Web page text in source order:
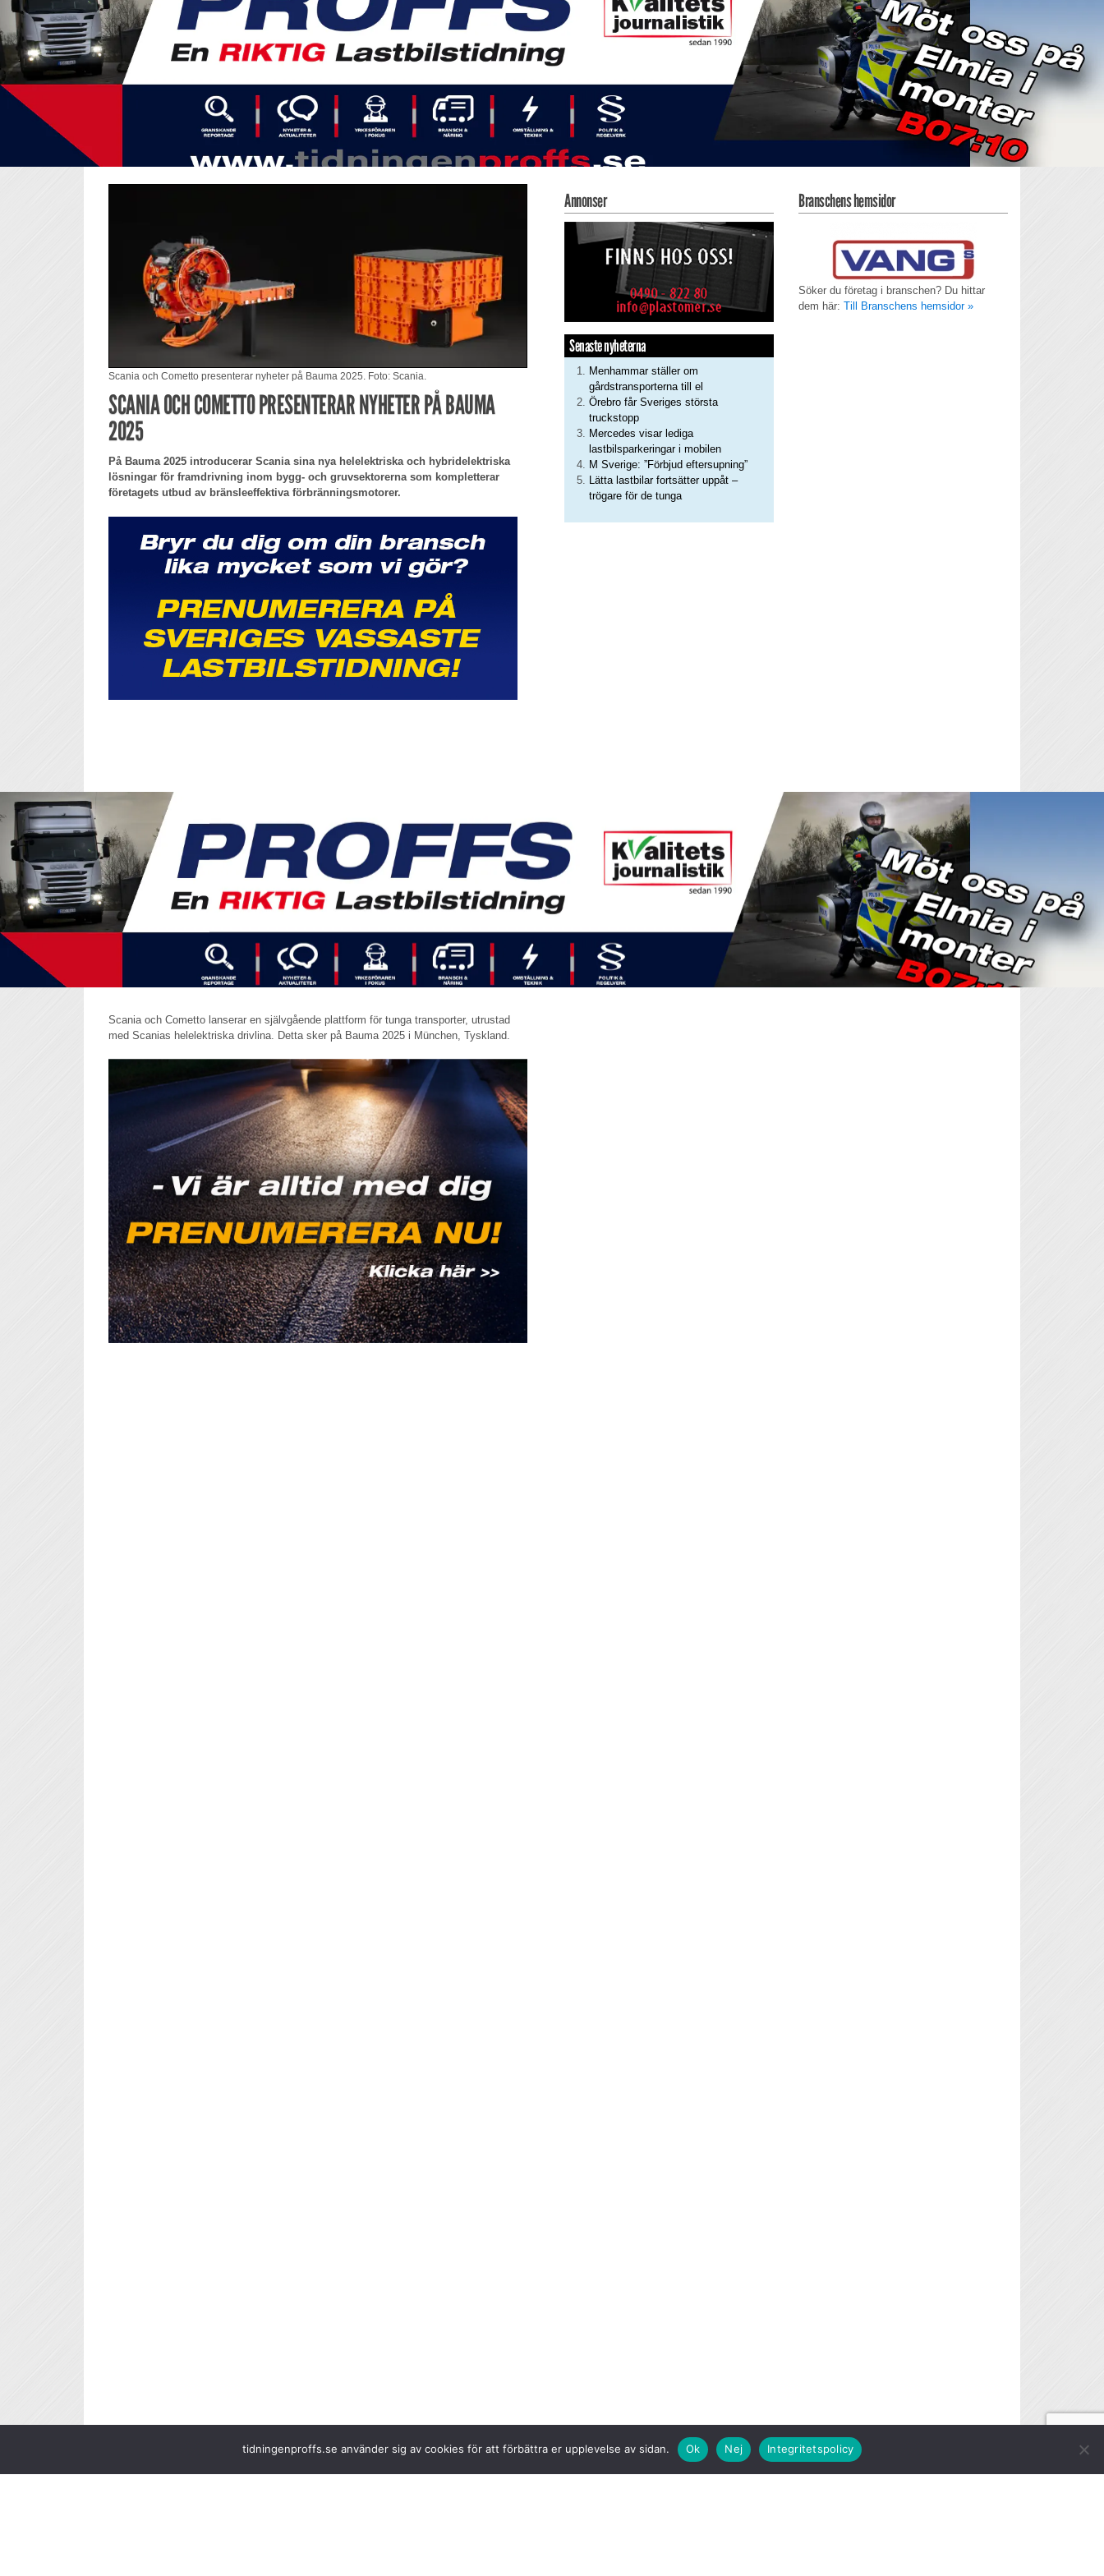
Scania och Cometto presenterar nyheter på Bauma 2025. Foto: Scania.
SCANIA OCH COMETTO PRESENTERAR NYHETER PÅ BAUMA
2025
På Bauma 2025 introducerar Scania sina nya helelektriska och hybridelektriska
lösningar för framdrivning inom bygg- och gruvsektorerna som kompletterar
företagets utbud av bränsleeffektiva förbränningsmotorer.
Scania och Cometto lanserar en självgående plattform för tunga transporter, utrustad
med Scanias helelektriska drivlina. Detta sker på Bauma 2025 i München, Tyskland.
Annonser
Senaste nyheterna
Menhammar ställer om
gårdstransporterna till el
Örebro får Sveriges största
truckstopp
Mercedes visar lediga
lastbilsparkeringar i mobilen
M Sverige: ”Förbjud eftersupning”
Lätta lastbilar fortsätter uppåt –
trögare för de tunga
Branschens hemsidor
Söker du företag i branschen? Du hittar
dem här: Till Branschens hemsidor »
tidningenproffs.se använder sig av cookies för att förbättra er upplevelse av sidan. Ok Nej Integritetspolicy